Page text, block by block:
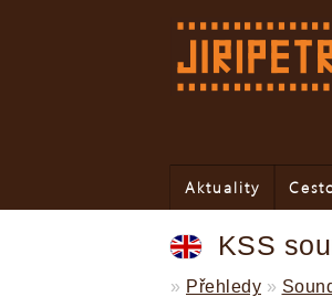
Aktuality
KSS
» Přehledy »